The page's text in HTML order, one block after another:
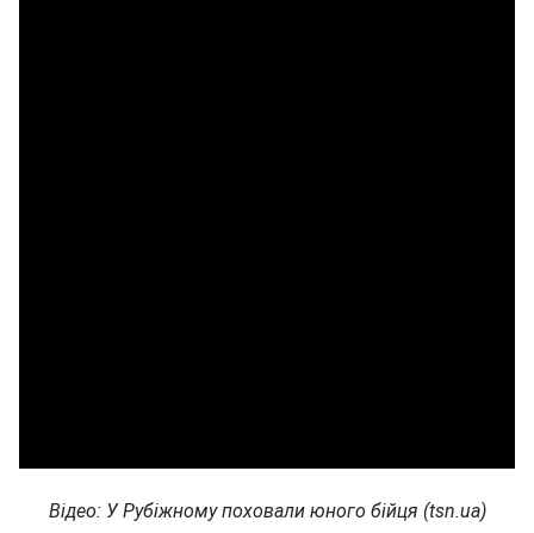
Відео: У Рубіжному поховали юного бійця (tsn.ua)